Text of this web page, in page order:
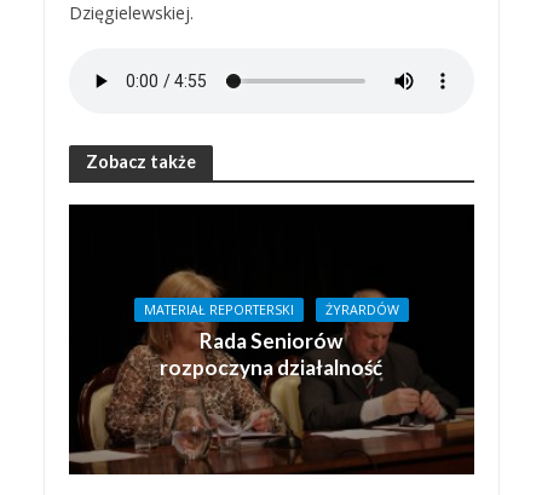
Dzięgielewskiej.
Zobacz także
MATERIAŁ REPORTERSKI ŻYRARDÓW
Rada Seniorów
rozpoczyna działalność